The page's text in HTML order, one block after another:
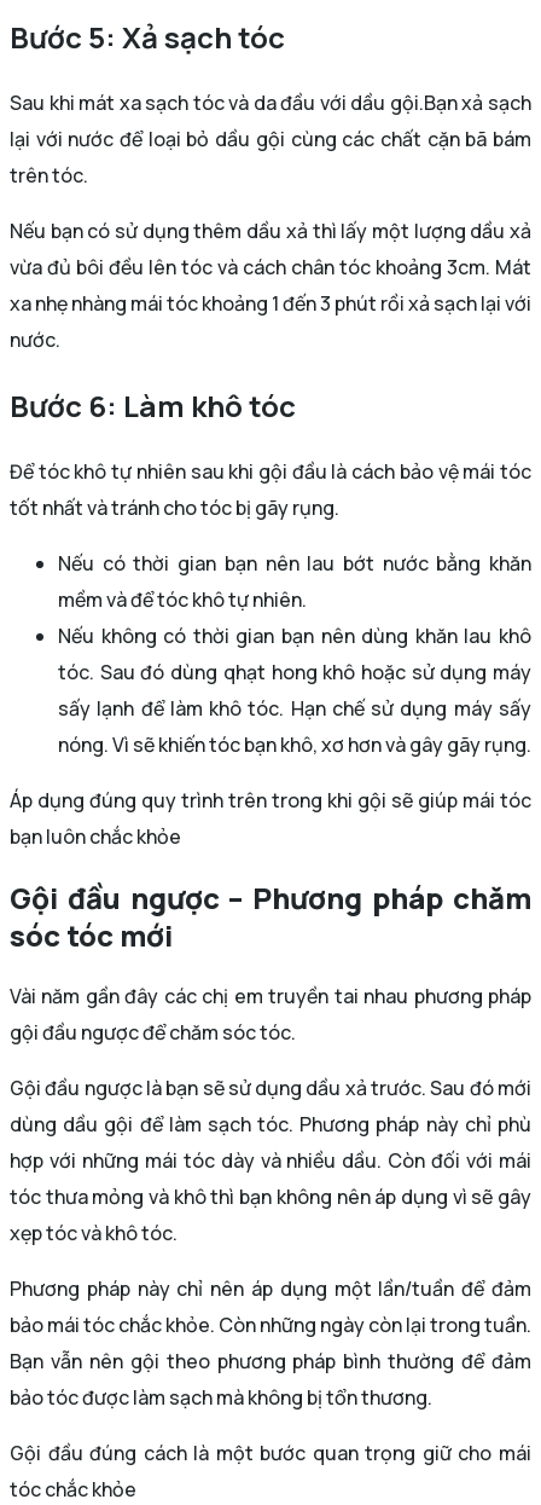
Bước 5: Xả sạch tóc
Sau khi mát xa sạch tóc và da đầu với dầu gội.Bạn xả sạch
lại với nước để loại bỏ dầu gội cùng các chất cặn bã bám
trên tóc.
Nếu bạn có sử dụng thêm dầu xả thì lấy một lượng dầu xả
vừa đủ bôi đều lên tóc và cách chân tóc khoảng 3cm. Mát
xa nhẹ nhàng mái tóc khoảng 1 đến 3 phút rồi xả sạch lại với
nước.
Bước 6: Làm khô tóc
Để tóc khô tự nhiên sau khi gội đầu là cách bảo vệ mái tóc
tốt nhất và tránh cho tóc bị gãy rụng.
Nếu có thời gian bạn nên lau bớt nước bằng khăn
mềm và để tóc khô tự nhiên.
Nếu không có thời gian bạn nên dùng khăn lau khô
tóc. Sau đó dùng qhạt hong khô hoặc sử dụng máy
sấy lạnh để làm khô tóc. Hạn chế sử dụng máy sấy
nóng. Vì sẽ khiến tóc bạn khô, xơ hơn và gây gãy rụng.
Áp dụng đúng quy trình trên trong khi gội sẽ giúp mái tóc
bạn luôn chắc khỏe
Gội đầu ngược – Phương pháp chăm
sóc tóc mới
Vài năm gần đây các chị em truyền tai nhau phương pháp
gội đầu ngược để chăm sóc tóc.
Gội đầu ngược là bạn sẽ sử dụng dầu xả trước. Sau đó mới
dùng dầu gội để làm sạch tóc. Phương pháp này chỉ phù
hợp với những mái tóc dày và nhiều dầu. Còn đối với mái
tóc thưa mỏng và khô thì bạn không nên áp dụng vì sẽ gây
xẹp tóc và khô tóc.
Phương pháp này chỉ nên áp dụng một lần/tuần để đảm
bảo mái tóc chắc khỏe. Còn những ngày còn lại trong tuần.
Bạn vẫn nên gội theo phương pháp bình thường để đảm
bảo tóc được làm sạch mà không bị tổn thương.
Gội đầu đúng cách là một bước quan trọng giữ cho mái
tóc chắc khỏe